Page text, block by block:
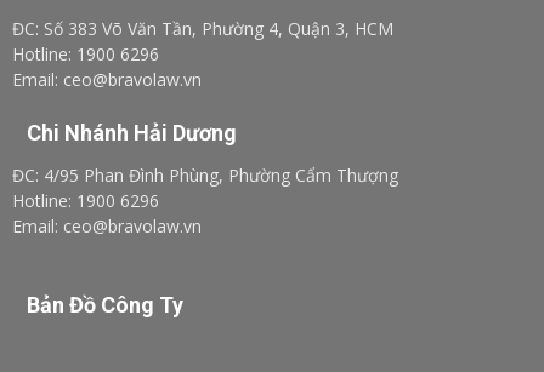
ĐC: Số 383 Võ Văn Tần, Phường 4, Quận 3, HCM
Hotline: 1900 6296
Email: ceo@bravolaw.vn
Chi Nhánh Hải Dương
ĐC: 4/95 Phan Đình Phùng, Phường Cẩm Thượng
Hotline: 1900 6296
Email: ceo@bravolaw.vn
Bản Đồ Công Ty